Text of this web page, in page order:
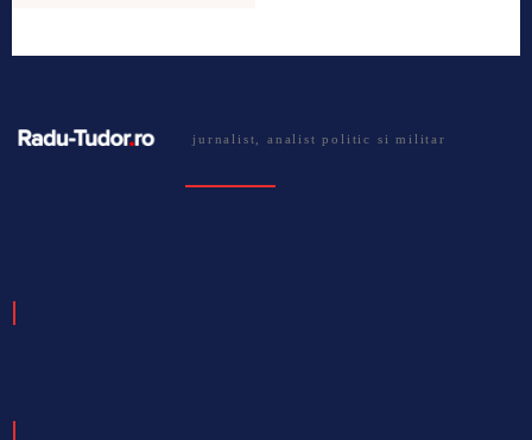
jurnalist, analist politic si militar